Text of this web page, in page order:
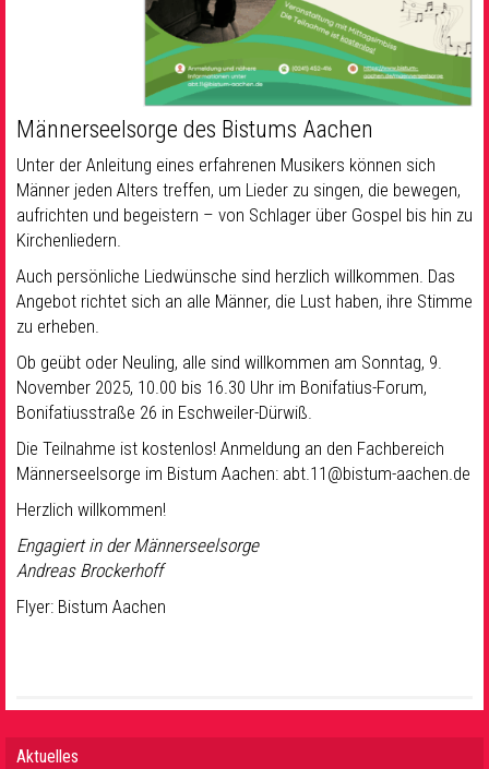
Männerseelsorge des Bistums Aachen
Unter der Anleitung eines erfahrenen Musikers können sich
Männer jeden Alters treffen, um Lieder zu singen, die bewegen,
aufrichten und begeistern – von Schlager über Gospel bis hin zu
Kirchenliedern.
Auch persönliche Liedwünsche sind herzlich willkommen. Das
Angebot richtet sich an alle Männer, die Lust haben, ihre Stimme
zu erheben.
Ob geübt oder Neuling, alle sind willkommen am Sonntag, 9.
November 2025, 10.00 bis 16.30 Uhr im Bonifatius-Forum,
Bonifatiusstraße 26 in Eschweiler-Dürwiß.
Die Teilnahme ist kostenlos! Anmeldung an den Fachbereich
Männerseelsorge im Bistum Aachen: abt.11@bistum-aachen.de
Herzlich willkommen!
Engagiert in der Männerseelsorge
Andreas Brockerhoff
Flyer: Bistum Aachen
Aktuelles